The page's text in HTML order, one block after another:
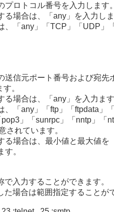
プロトコル番号を入力します
る場合は、「any」を入力し
、「any」「TCP」「UDP」
送信元ポート番号および宛先
。
る場合は、「any」を入力ま
、「any」「ftp」「ftpdata」
pop3」「sunrpc」「nntp」「
されています。
る場合は、最小値と最大値を
。
入力することができます。
た場合は範囲指定することが